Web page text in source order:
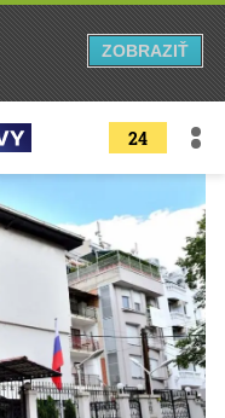
24
ZOBRAZIŤ